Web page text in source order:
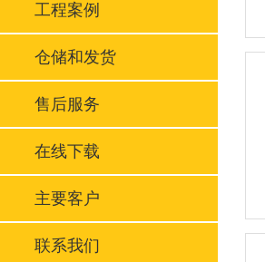
工程案例
仓储和发货
售后服务
在线下载
主要客户
联系我们